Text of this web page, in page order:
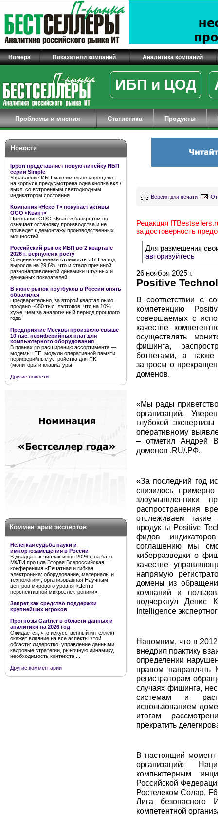
Номера Показатели компаний Аналитика компаний
ИБП и ЦОД
Проблемы и мнения Статистика Продукты
Новости
Ippon представляет новую линейку ИБП
серии Simple
Управление ИБП максимально упрощено:
на корпусе предусмотрена одна кнопка вкл./
выкл. со встроенным светодиодным
индикатором состояния
Компания «Некс-Т» покупает активы
ООО «Квант»
Признание ООО «Квант» банкротом не
означает остановку производства и не
приведет к демонтажу производственных
мощностей
Российский рынок ИБП во 2 квартале
2026 г. вернулся к росту
Средневзвешенная стоимость ИБП за год
выросла на 29,6%, что и стало причиной
разнонаправленной динамики штучных и
денежных показателей
В июне рынок ноутбуков в России опять
обвалился
Предварительно, за второй квартал было
продано ~650 тыс. лэптопов, что на 10%
хуже, чем за аналогичный период прошлого
года
Предприятие Москвы произвело свыше
10 тыс. периферийных плат для
компьютерного оборудования
В планах по расширению ассортимента —
модемы LTE, модули оперативной памяти,
периферийные устройства для ПК
(мониторы и клавиатуры
Другие новости
Комментарии экспертов
Нелегкая судьба науки и
импортозамещения в России
В двадцатых числах июня 2026 г. на базе
МФТИ прошла Вторая Всероссийская
конференция «Печатная и гибкая
электроника: оборудование, материалы и
технологии», организованная Научным
центров мирового уровня «Центр
перспективной микроэлектроники».
Запрет как средство поддержки
крупнейших игроков
Прогнозы Gartner в области данных и
аналитики на 2026 год
Ожидается, что искусственный интеллект
окажет влияние на все аспекты этой
области: лидерство, управление данными,
кадровые стратегии, рыночную динамику,
необходимость контекста ...
Другие комментарии
Версия для печати
Редакция
за достоверность
Для размещения
авторизуйтесь
26 ноября 2025 г.
Positive
В соответствии с
компетенцию
совершаемых с
качестве
осуществлять
фишинга,
ботнетами, а также
запросы о
доменов.
«Мы рады
организаций.
глубокой
оперативному
– отметил Андрей
доменов .RU/.РФ.
«За последний год
снизилось
злоумышленники
распространения
отслеживаем
продукты Positive
фидов
соглашению мы
киберразведки о
качестве
напрямую
домены из
компаний и
подчеркнул Денис
Intelligence
Напомним, что в
внедрил практику
определении
правом направлять
регистраторам
случаях фишинга,
системам и
использованием
итогам
прекратить
В настоящий момент
организаций:
компьютерным
Российской
Ростелеком Солар,
Лига безопасного
компетентной